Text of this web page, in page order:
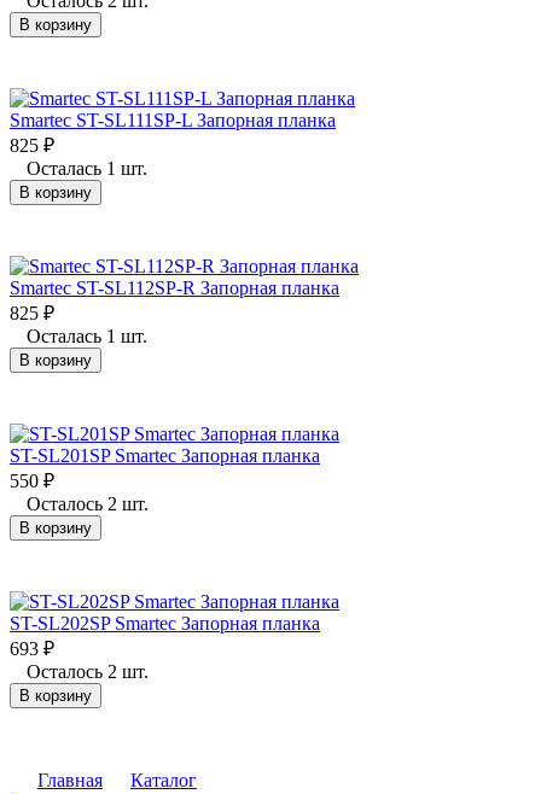
В корзину
Smartec ST-SL111SP-L Запорная планка
825 ₽
Осталась 1 шт.
В корзину
Smartec ST-SL112SP-R Запорная планка
825 ₽
Осталась 1 шт.
В корзину
ST-SL201SP Smartec Запорная планка
550 ₽
Осталось 2 шт.
В корзину
ST-SL202SP Smartec Запорная планка
693 ₽
Осталось 2 шт.
В корзину
Главная
Каталог